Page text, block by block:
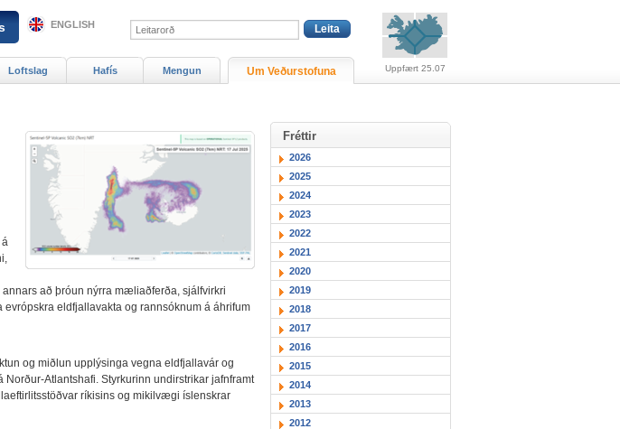
á
að þróun nýrra mæliaðferða, sjálfvirkri
eldfjallavakta og rannsóknum á áhrifum
og miðlun upplýsinga vegna eldfjallavár og
Atlantshafi. Styrkurinn undirstrikar jafnframt
ríkisins og mikilvægi íslenskrar
Fréttir
2026
2025
2024
2023
2022
2021
2020
2019
2018
2017
2016
2015
2014
2013
2012
Loftslag Hafís Mengun Um Veðurstofuna Uppfært 25.07
ENGLISH